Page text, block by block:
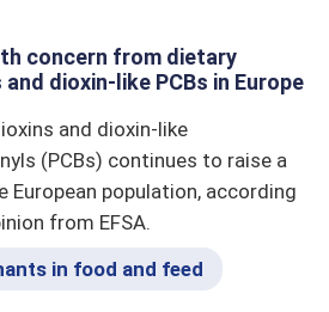
concern from dietary
dioxin-like PCBs in Europe
and dioxin-like
(PCBs) continues to raise a
European population, according
from EFSA.
in food and feed